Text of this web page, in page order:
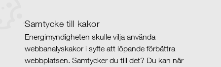
Samtycke till kakor
Energimyndigheten skulle vilja använda
webbanalyskakor i syfte att löpande förbättra
webbplatsen. Samtycker du till det? Du kan när